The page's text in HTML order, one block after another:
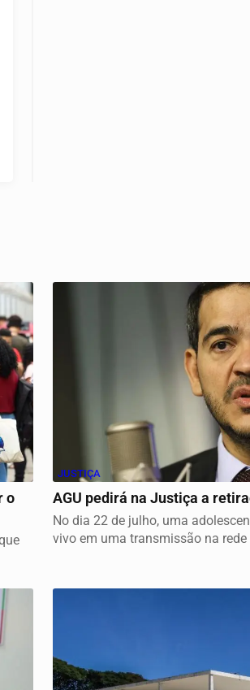
o
JUSTIÇA
AGU pedirá na Justiça a
No dia 22 de julho, uma
vivo em uma transmissão na rede